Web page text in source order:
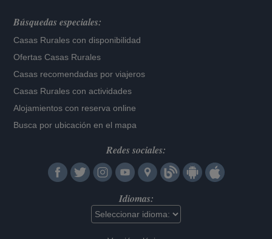
Búsquedas especiales:
Casas Rurales con disponibilidad
Ofertas Casas Rurales
Casas recomendadas por viajeros
Casas Rurales con actividades
Alojamientos con reserva online
Busca por ubicación en el mapa
Redes sociales:
Idiomas: